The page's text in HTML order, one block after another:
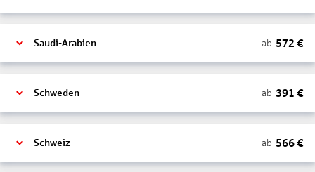
Saudi-Arabien ab 572 €
Schweden ab 391 €
Schweiz ab 566€